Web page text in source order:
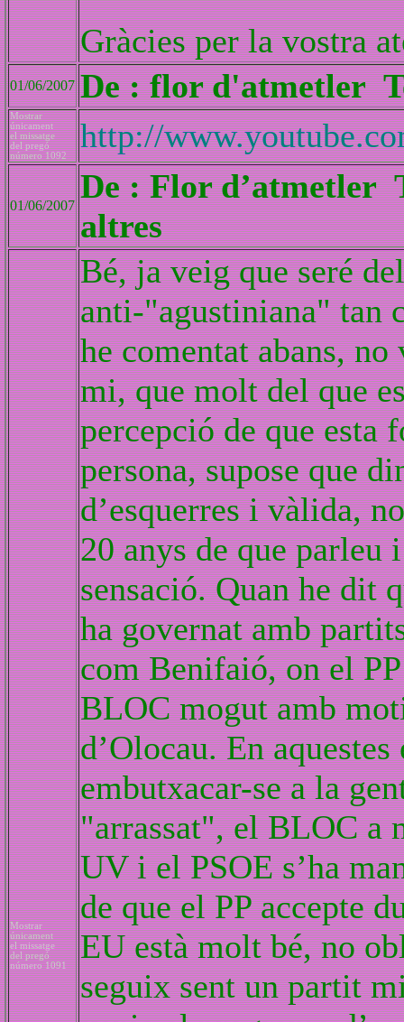
Gràcies per la vostra
01/06/2007 De : flor d'atmetler
Mostrar
únicament
el missatge
del pregó
número 1092
http://
01/06/2007
De : Flor d’atmetler
altres
Mostrar
únicament
el missatge
del pregó
número 1091
Bé, ja veig que seré
anti-"agustiniana" tan
he comentat abans,
mi, que molt del que
percepció de que esta
persona, supose que
d’esquerres i vàlida,
20 anys de que parleu
sensació. Quan he dit
ha governat amb
com Benifaió, on el
BLOC mogut amb
d’Olocau. En
embutxacar-se a la
"arrassat", el BLOC a
UV i el PSOE s’ha
de que el PP accepte
EU està molt bé, no
seguix sent un partit